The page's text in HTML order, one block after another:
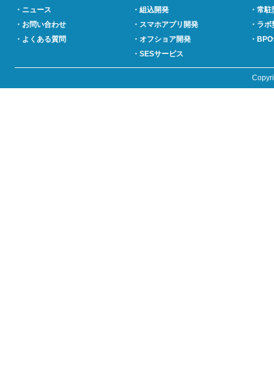
・ニュース
・お問い合わせ
・よくある質問
・組込開発
・スマホアプリ開発
・オフショア開発
・SESサービス
・常
・ラ
・